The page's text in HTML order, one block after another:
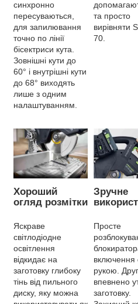
синхронно
пересуваються,
для запилювання
точно по лінії
бісектриси кута.
Зовнішні кути до
60° і внутрішні кути
до 68° виходять
лише з одним
налаштуванням.
та просто
вирівняти
70.
Хороший
огляд розмітки
Зручне
Яскраве
світлодіодне
освітлення
відкидає на
заготовку глибоку
тінь від пильного
диску, яку можна
Просте
включення
рукою.
впевнено
заготовку.